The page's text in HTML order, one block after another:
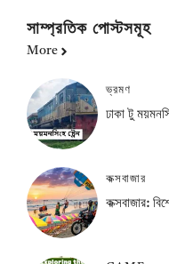
সাম্প্রতিক পোস্টসমূহ
More
ভ্রমণ
ঢাকা টু
কক্সবাজার
কক্সবাজার: